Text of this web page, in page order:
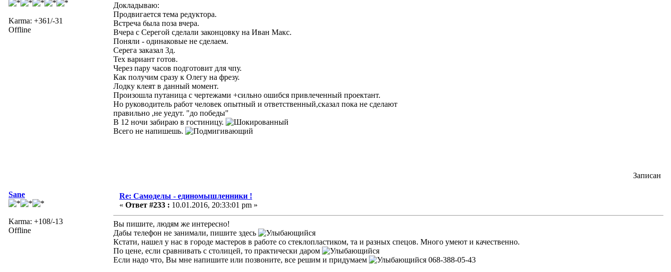
Karma: +361/-31
Offline
Докладываю:
Продвигается тема редуктора.
Встреча была поза вчера.
Вчера с Серегой сделали законцовку на Иван Макс.
Поняли - одинаковые не сделаем.
Серега заказал 3д.
Тех вариант готов.
Через пару часов подготовит для чпу.
Как получим сразу к Олегу на фрезу.
Лодку клеят в данный момент.
Произошла путаница с чертежами +сильно ошибся привлеченный проектант.
Но руководитель работ человек опытный и ответственный,сказал пока не сделают
правильно ,не уедут. "до победы"
В 12 ночи забираю в гостиницу.
Всего не напишешь.
Записан
Sane
Karma: +108/-13
Offline
Re: Самоделы - единомышленники !
« Ответ #233 : 10.01.2016, 20:33:01 pm »
Вы пишите, людям же интересно!
Дабы телефон не занимали, пишите здесь
Кстати, нашел у нас в городе мастеров в работе со стеклопластиком, та и разных спецов. Много умеют и качественно.
По цене, если сравнивать с столицей, то практически даром
Если надо что, Вы мне напишите или позвоните, все решим и придумаем
068-388-05-43